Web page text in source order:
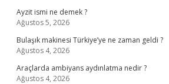
Ayzit ismi ne demek ?
Ağustos 5, 2026
Bulaşık makinesi Türkiye’ye ne zaman geldi ?
Ağustos 4, 2026
Araçlarda ambiyans aydınlatma nedir ?
Ağustos 4, 2026